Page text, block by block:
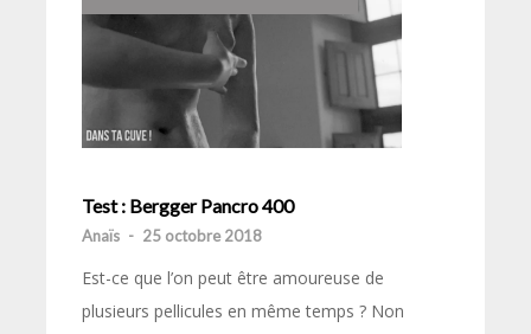
Test : Bergger Pancro 400
Anaïs - 25 octobre 2018
Est-ce que l’on peut être amoureuse de
plusieurs pellicules en même temps ? Non